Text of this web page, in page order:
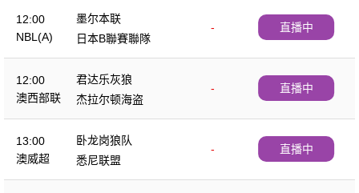
12:00
NBL(A)
墨尔本联
-
日本B聯賽聯隊
直播中
12:00
澳西部联
君达乐灰狼
-
杰拉尔顿海盗
直播中
13:00
澳威超
卧龙岗狼队
-
悉尼联盟
直播中